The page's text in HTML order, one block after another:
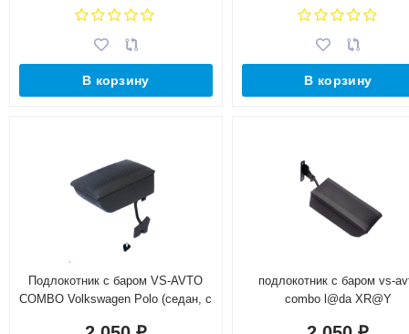
В корзину В корзину
Подлокотник с баром VS-AVTO
COMBO Volkswagen Polo (седан, с
подлокотник с баром vs-
combo l@da XR@Y